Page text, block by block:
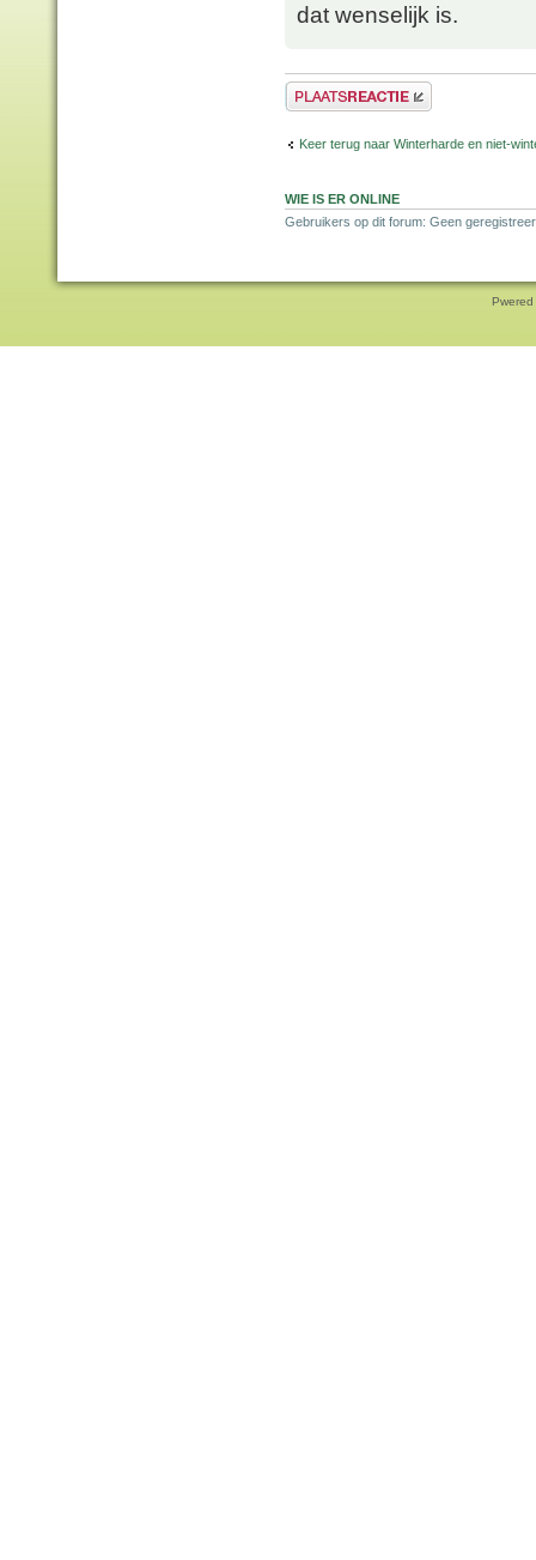
dat wenselijk is.
Plaats een reactie
Keer terug naar Winterharde en niet-
WIE IS ER ONLINE
Gebruikers op dit forum: Geen